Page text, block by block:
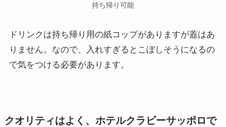
持ち帰り可能
ドリンクは持ち帰り用の紙コップがありますが蓋はあ
りません。なので、入れすぎるとこぼしそうになるの
で気をつける必要があります。
クオリティはよく、ホテルクラビーサッポロで